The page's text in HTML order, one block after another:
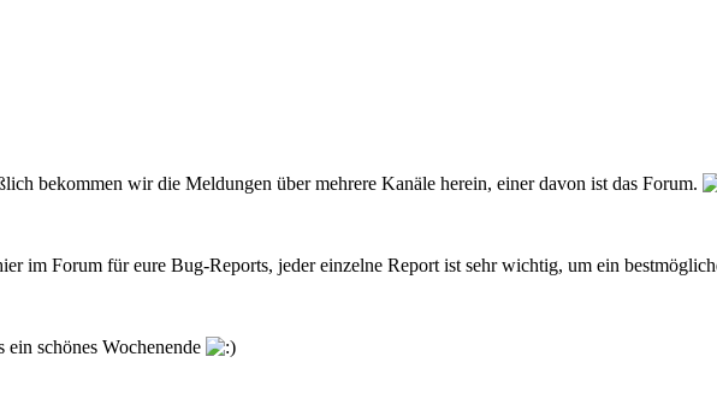
bekommen wir die Meldungen über mehrere Kanäle herein, einer davon ist das Forum.
im Forum für eure Bug-Reports, jeder einzelne Report ist sehr wichtig, um ein
schönes Wochenende